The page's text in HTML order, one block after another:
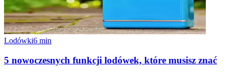
Lodówki6 min
5 nowoczesnych funkcji lodówek, które musisz znać